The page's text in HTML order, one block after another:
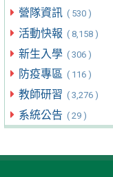
營隊資訊 ( 530 )
活動快報 ( 8,158 )
新生入學 ( 306 )
防疫專區 ( 116 )
教師研習 ( 3,276 )
系統公告 ( 29 )